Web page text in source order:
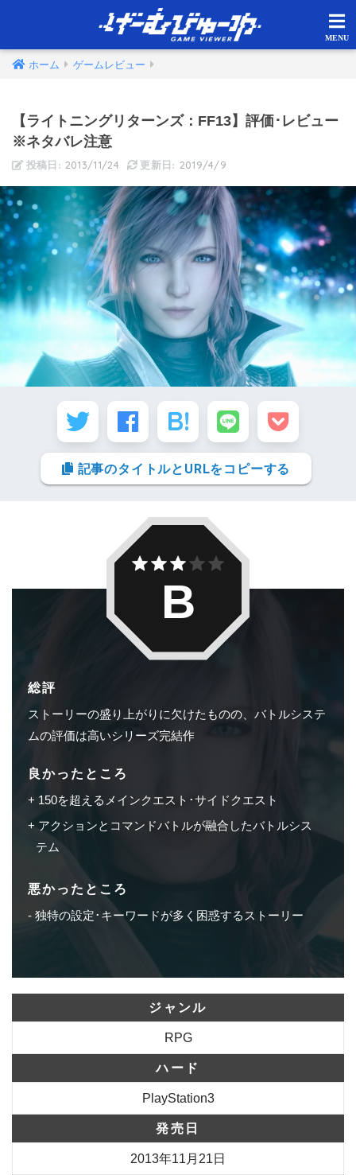
ホーム ゲームレビュー
【ライトニングリターンズ：FF13】評価･レビュー
※ネタバレ注意
2013/11/24 2019/4/9
記事のタイトルとURLをコピーする
総評
ストーリーの盛り上がりに欠けたものの、バトルシステ
ムの評価は高いシリーズ完結作
良かったところ
150を超えるメインクエスト･サイドクエスト
アクションとコマンドバトルが融合したバトルシス
テム
悪かったところ
独特の設定･キーワードが多く困惑するストーリー
B
ジャンル
RPG
ハード
PlayStation3
発売日
2013年11月21日